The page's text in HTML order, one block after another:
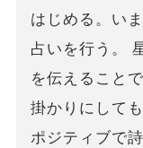
はじめる。い
占いを行う。
を伝えること
掛かりにして
ポジティブで